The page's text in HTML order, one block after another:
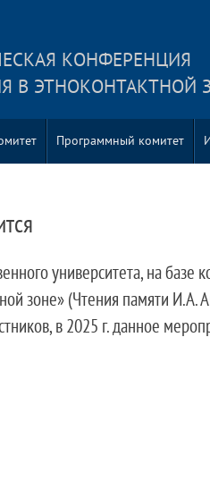
КОНФЕРЕНЦИЯ
В ЭТНОКОНТАКТНОЙ
Программный комитет
университета, на
зоне» (Чтения памяти
в 2025 г. данное